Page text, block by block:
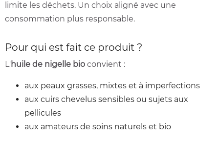
limite les déchets. Un choix aligné avec une
consommation plus responsable.
Pour qui est fait ce produit ?
L' huile de nigelle bio convient :
aux peaux grasses, mixtes et à imperfections
aux cuirs chevelus sensibles ou sujets aux
pellicules
aux amateurs de soins naturels et bio